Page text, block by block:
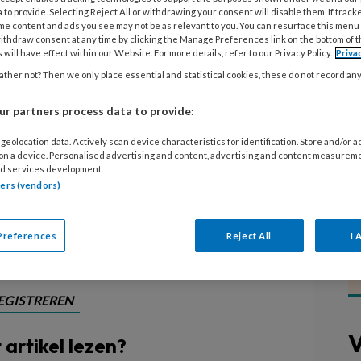
Ende in Warnsveld werken ze
visie die is gebaseerd op de ‘Seven
vertaalt die visie en creëert een
tot volwassenen volgens
vertelt directeur Jettie van
lezen?
to provide. Selecting Reject All or withdrawing your consent will disable them. If
content and ads you see may not be as relevant to you. You can resurface this
consent at any time by clicking the Manage Preferences link on the bottom of
will have effect within our Website. For more details, refer to our Privacy Policy.
not? Then we only place essential and statistical cookies, these do not record
partners process data to provide:
data. Actively scan device characteristics for identification. Store and/or
a device. Personalised advertising and content, advertising and content
services development.
(vendors)
Reject All I